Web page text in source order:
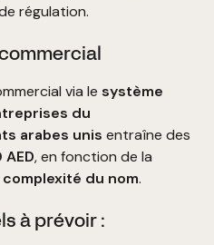
régulation.
via le système
du
arabes unis entraîne des
, en fonction de la
complexité du nom.
à prévoir :